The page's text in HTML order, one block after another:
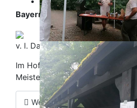
Bayerns Championessen
v. l. Daniela Kale, Andrea
Im Hofgarten der bischöflichen
Meisterschaft statt.
Weiterlesen: 10.09.2023 -